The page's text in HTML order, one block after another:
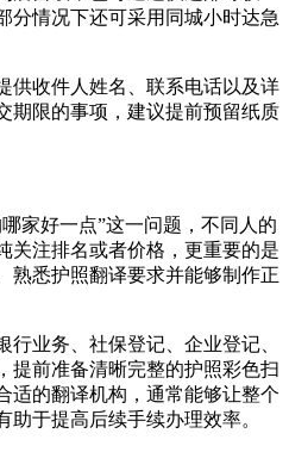
分情况下还可采用同城小时达急
供收件人姓名、联系电话以及详
期限的事项，建议提前预留纸质
家好一点”这一问题，不同人的
关注排名或者价格，更重要的是
熟悉护照翻译要求并能够制作正
业务、社保登记、企业登记、
提前准备清晰完整的护照彩色扫
适的翻译机构，通常能够让整个
于提高后续手续办理效率。